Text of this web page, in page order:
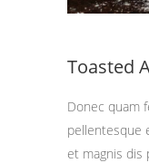
Toasted
Donec quam
pellentesque
et magnis